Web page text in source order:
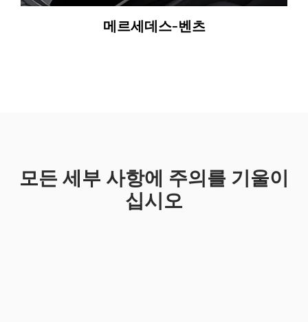
메르세데스-벤츠
모든 세부 사항에 주의를 기울이
십시오